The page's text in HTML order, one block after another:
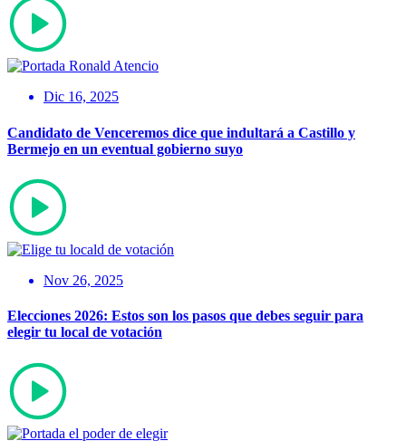
Dic 16, 2025
Candidato de Venceremos dice que indultará a Castillo y
Bermejo en un eventual gobierno suyo
Nov 26, 2025
Elecciones 2026: Estos son los pasos que debes seguir para
elegir tu local de votación